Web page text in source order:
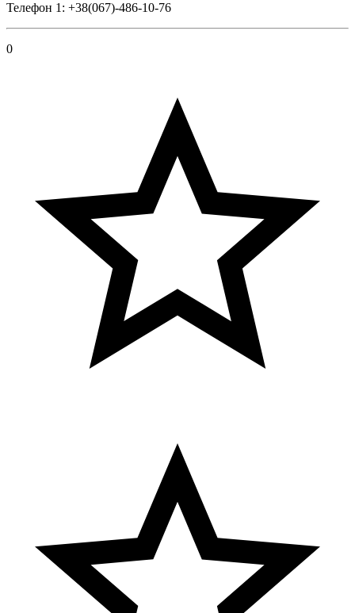
Телефон 1: +38(067)-486-10-76
0